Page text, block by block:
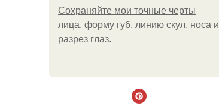
Сохраняйте мои точные черты
лица, форму губ, линию скул, носа и
разрез глаз.